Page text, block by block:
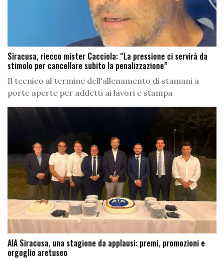
Siracusa, riecco mister Cacciola: “La pressione ci servirà da
stimolo per cancellare subito la penalizzazione”
Il tecnico al termine dell'allenamento di stamani a
porte aperte per addetti ai lavori e stampa
AIA Siracusa, una stagione da applausi: premi, promozioni e
orgoglio aretuseo